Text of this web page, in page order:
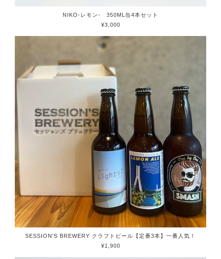
NIKO-レモン- 350ML缶4本セット
¥3,000
SESSION'S BREWERY クラフトビール【定番3本】一番人気！
¥1,900